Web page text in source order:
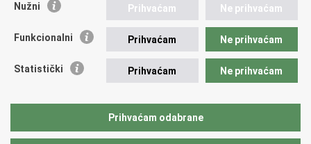
stranicuna
na
Nužni Prihvaćam Ne prihvaćam
Funkcionalni Prihvaćam Ne prihvaćam
Statistički Prihvaćam Ne prihvaćam
Prihvaćam odabrane